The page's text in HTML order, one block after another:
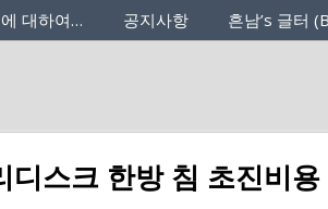
대하여… 공지사항 흔남’s 글터
디스크 한방 침 초진비